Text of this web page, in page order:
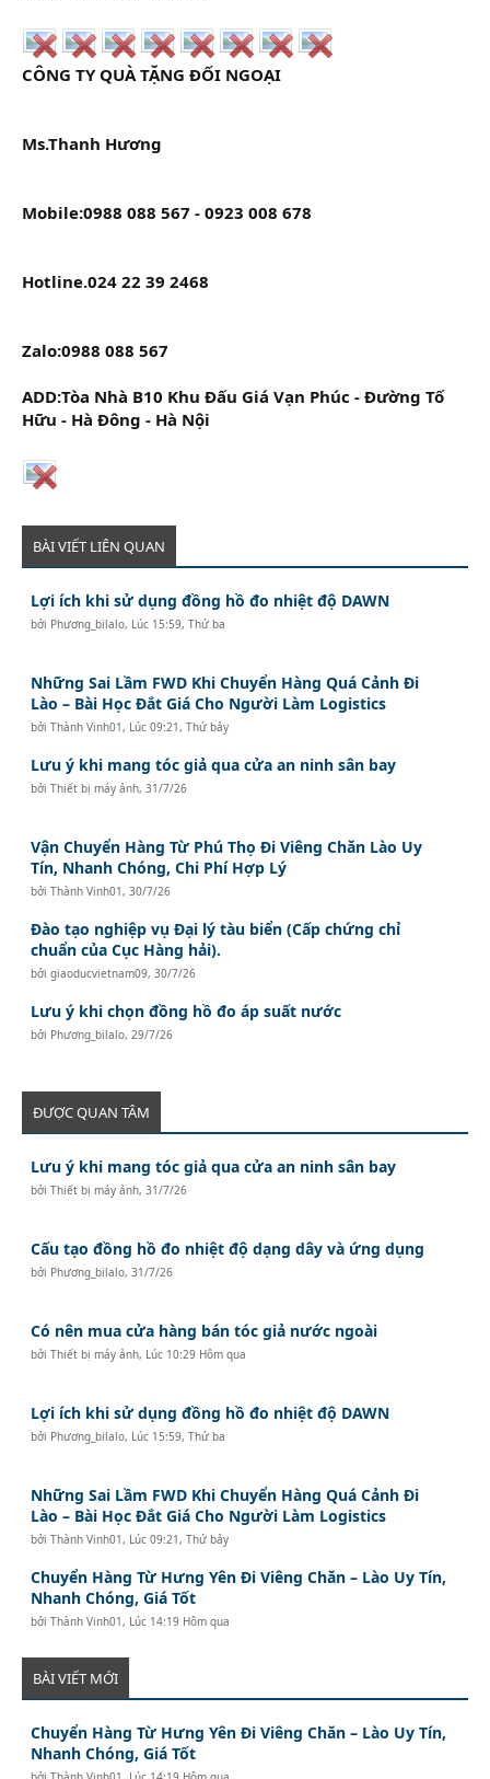
CÔNG TY QUÀ TẶNG ĐỐI NGOẠI
Ms.Thanh Hương
Mobile:0988 088 567 - 0923 008 678
Hotline.024 22 39 2468
Zalo:0988 088 567
ADD:Tòa Nhà B10 Khu Đấu Giá Vạn Phúc - Đường Tố
Hữu - Hà Đông - Hà Nội
BÀI VIẾT LIÊN QUAN
Lợi ích khi sử dụng đồng hồ đo nhiệt độ DAWN
bởi Phương_bilalo, Lúc 15:59, Thứ ba
Những Sai Lầm FWD Khi Chuyển Hàng Quá Cảnh Đi
Lào – Bài Học Đắt Giá Cho Người Làm Logistics
bởiThành Vinh01 , Lúc 09:21, Thứ bảy
Lưu ý khi mang tóc giả qua cửa an ninh sân bay
bởiThiết bị máy ảnh,31/7/26
Vận Chuyển Hàng Từ Phú Thọ Đi Viêng Chăn Lào Uy
Tín, Nhanh Chóng, Chi Phí Hợp Lý
bởiThành Vinh01 ,30/7/26
Đào tạo nghiệp vụ Đại lý tàu biển (Cấp chứng chỉ
chuẩn của Cục Hàng hải).
bởigiaoducvietnam09,30/7/26
Lưu ý khi chọn đồng hồ đo áp suất nước
bởi Phương_bilalo, 29/7/26
ĐƯỢC QUAN TÂM
Lưu ý khi mang tóc giả qua cửa an ninh sân bay
bởiThiết bị máy ảnh,31/7/26
Cấu tạo đồng hồ đo nhiệt độ dạng dây và ứng dụng
bởi Phương_bilalo,31/7/26
Có nên mua cửa hàng bán tóc giả nước ngoài
bởiThiết bị máy ảnh, Lúc 10:29 Hôm qua
Lợi ích khi sử dụng đồng hồ đo nhiệt độ DAWN
bởi Phương_bilalo, Lúc 15:59, Thứ ba
Những Sai Lầm FWD Khi Chuyển Hàng Quá Cảnh Đi
Lào – Bài Học Đắt Giá Cho Người Làm Logistics
bởiThành Vinh01 , Lúc 09:21, Thứ bảy
Chuyển Hàng Từ Hưng Yên Đi Viêng Chăn – Lào Uy Tín,
Nhanh Chóng, Giá Tốt
bởiThành Vinh01 , Lúc 14:19 Hôm qua
BÀI VIẾT MỚI
Chuyển Hàng Từ Hưng Yên Đi Viêng Chăn – Lào Uy Tín,
Nhanh Chóng, Giá Tốt